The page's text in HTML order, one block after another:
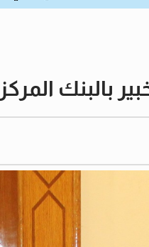
بالبنك